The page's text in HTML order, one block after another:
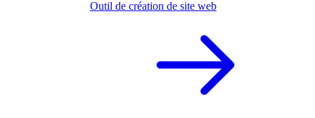
Outil de création de site web